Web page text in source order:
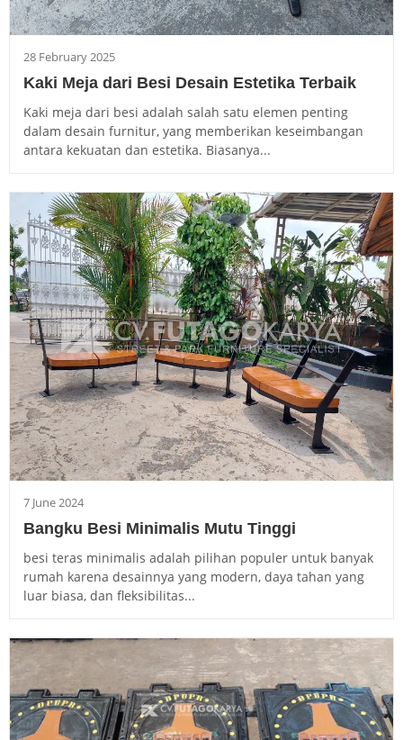
28 February 2025
Kaki Meja dari Besi Desain Estetika Terbaik
Kaki meja dari besi adalah salah satu elemen penting
dalam desain furnitur, yang memberikan keseimbangan
antara kekuatan dan estetika. Biasanya...
7 June 2024
Bangku Besi Minimalis Mutu Tinggi
besi teras minimalis adalah pilihan populer untuk banyak
rumah karena desainnya yang modern, daya tahan yang
luar biasa, dan fleksibilitas...